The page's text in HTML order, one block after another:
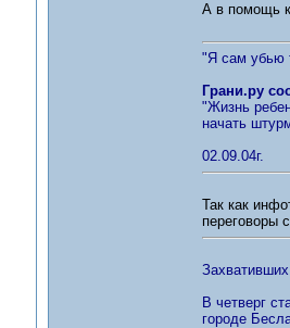
А в помощь к
"Я сам убью
Грани.ру
"Жизнь
начать
02.09.04г.
Так как
переговоры
В четверг
городе